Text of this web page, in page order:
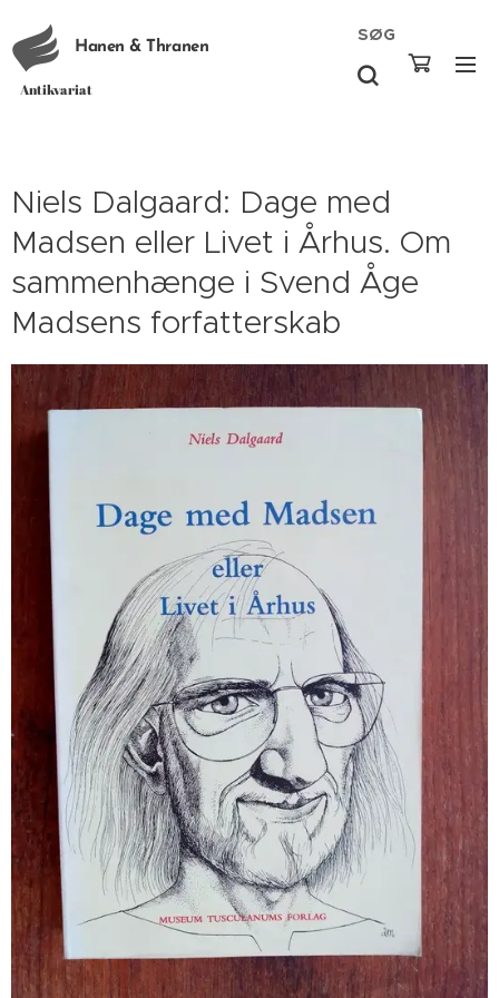
Hanen & Thranen
Antikvariat
SØG
Niels Dalgaard: Dage med
Madsen eller Livet i Århus. Om
sammenhænge i Svend Åge
Madsens forfatterskab